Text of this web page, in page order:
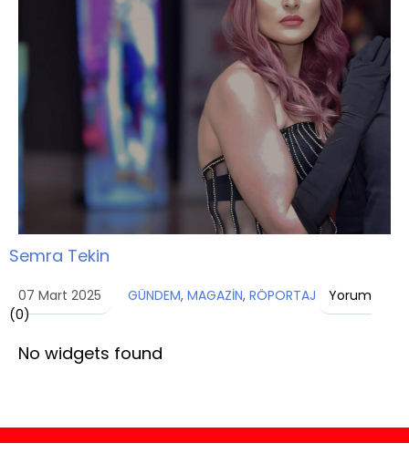
Semra Tekin
07 Mart 2025 GÜNDEM, MAGAZİN, RÖPORTAJ
Yorum
(0)
No widgets found